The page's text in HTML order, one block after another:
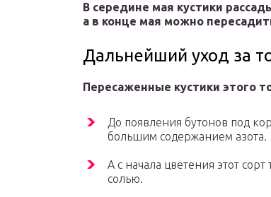
В середине мая кустики
а в конце мая можно
Дальнейший уход за
Пересаженные кустики этого
До появления бутонов под
большим содержанием азота.
А с начала цветения этот
солью.